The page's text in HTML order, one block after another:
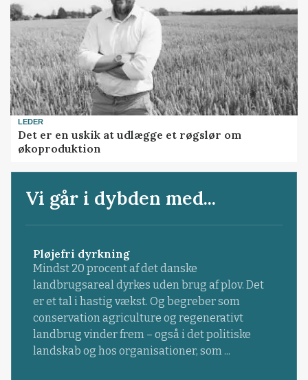
LEDER
Det er en uskik at udlægge et røgslør om
økoproduktion
Vi går i dybden med...
Pløjefri dyrkning
Mindst 20 procent af det danske
landbrugsareal dyrkes uden brug af plov. Det
er et tal i hastig vækst. Og begreber som
conservation agriculture og regenerativt
landbrug vinder frem – også i det politiske
landskab og hos organisationer, som ...